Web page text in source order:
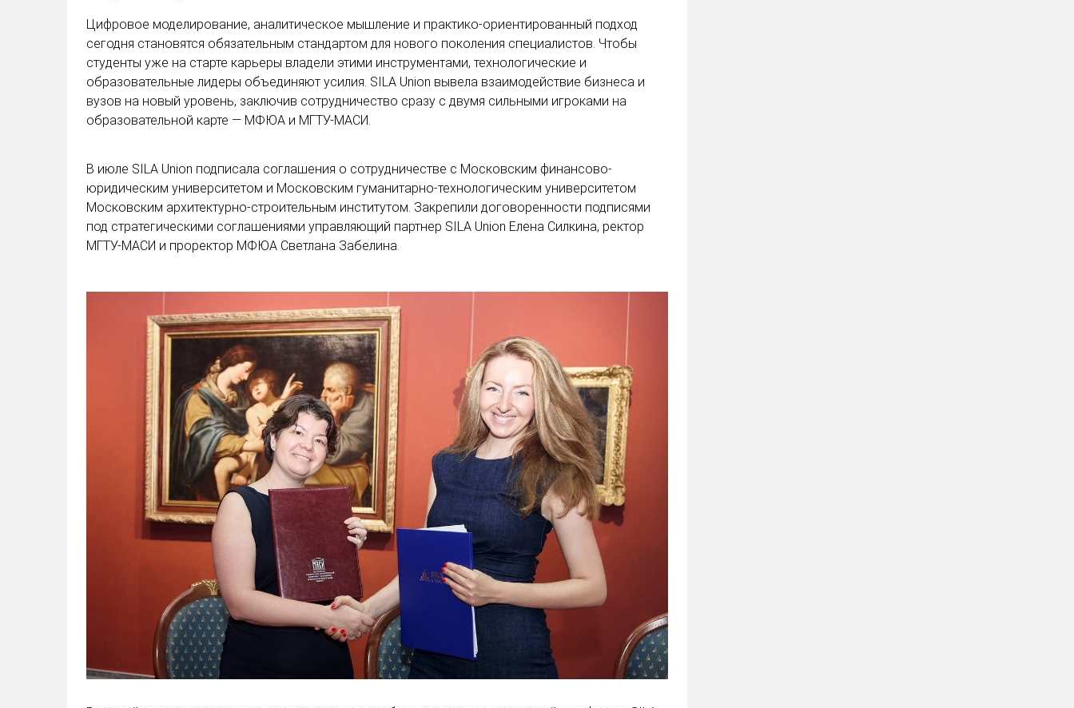
Цифровое моделирование, аналитическое мышление и практико-ориентированный подход
сегодня становятся обязательным стандартом для нового поколения специалистов. Чтобы
студенты уже на старте карьеры владели этими инструментами, технологические и
образовательные лидеры объединяют усилия. SILA Union вывела взаимодействие бизнеса и
вузов на новый уровень, заключив сотрудничество сразу с двумя сильными игроками на
образовательной карте — МФЮА и МГТУ-МАСИ.
В июле SILA Union подписала соглашения о сотрудничестве с Московским финансово-
юридическим университетом и Московским гуманитарно-технологическим университетом
Московским архитектурно-строительным институтом. Закрепили договоренности подписями
под стратегическими соглашениями управляющий партнер SILA Union Елена Силкина, ректор
МГТУ-МАСИ и проректор МФЮА Светлана Забелина.